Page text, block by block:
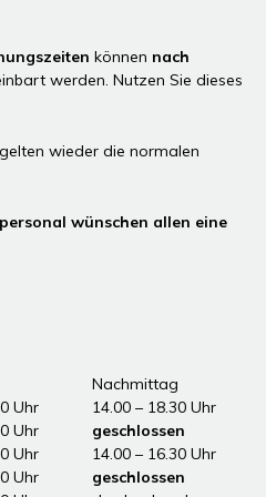
können nach
werden. Nutzen Sie dieses
wieder die normalen
wünschen allen eine
Nachmittag
Uhr
14.00 – 18.30 Uhr
Uhr
geschlossen
Uhr
14.00 – 16.30 Uhr
Uhr
geschlossen